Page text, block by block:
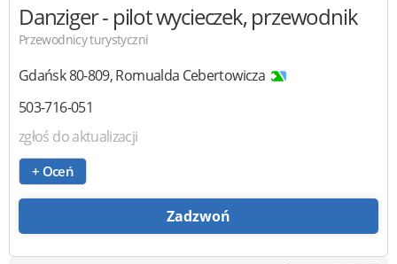
Danziger- pilot wycieczek, przewodnik
Przewodnicy turystyczni
Gdańsk80-809,Romualda Cebertowicza
503-716-051
zgłoś do aktualizacji
+ Oceń
Zadzwoń